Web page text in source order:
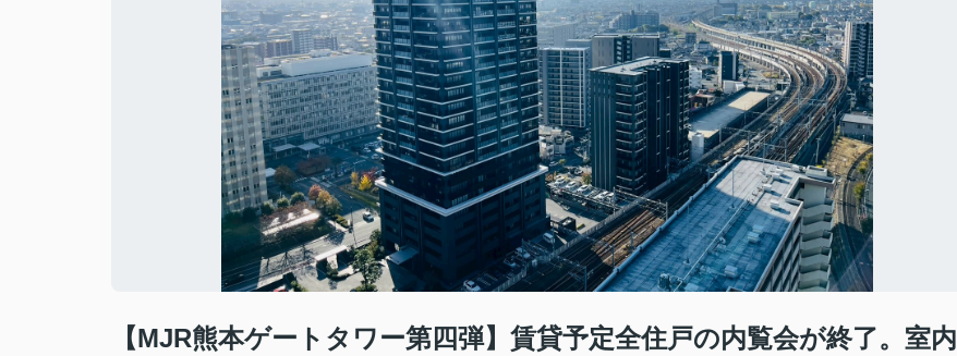
【MJR熊本ゲートタワー第四弾】賃貸予定全住戸の内覧会が終了。室内